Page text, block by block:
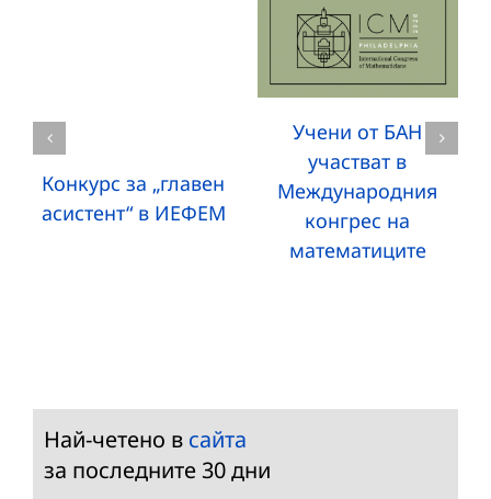
Конкурс за „главен
асистент“ в ИЕФЕМ
Учени от БАН
участват в
Международния
конгрес на
математиците
Най-четено в сайта
за последните 30 дни